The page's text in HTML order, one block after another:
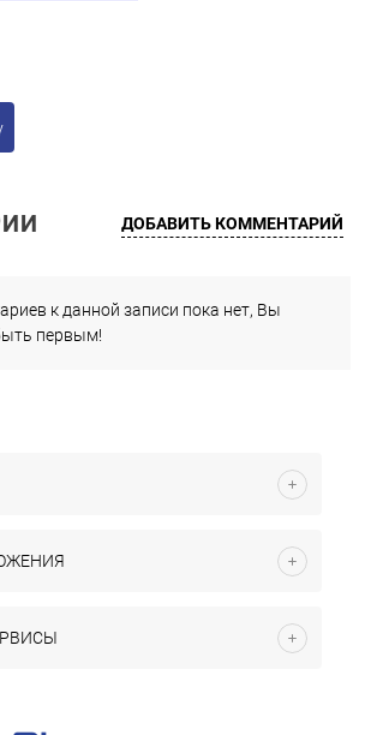
ДОБАВИТЬ КОММЕНТАРИЙ
к данной записи пока нет, Вы
первым!